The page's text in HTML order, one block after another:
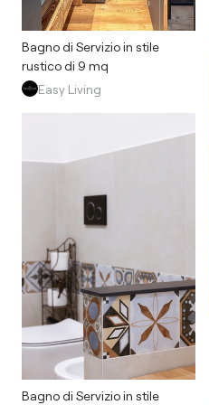
Bagno di Servizio in stile
rustico di 9 mq
Easy Living
Bagno di Servizio in stile